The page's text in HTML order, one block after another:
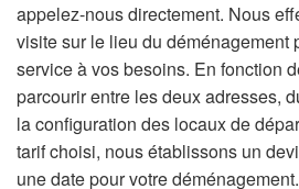
appelez-nous directement. Nous
visite sur le lieu du déménagement
service à vos besoins. En fonction
parcourir entre les deux adresses,
la configuration des locaux de
tarif choisi, nous établissons un
une date pour votre déménagement.